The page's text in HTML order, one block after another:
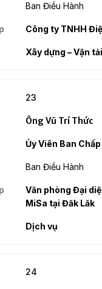
Ban Điều Hành
Công ty TNHH
Xây dựng – Vận
23
Ông Vũ Trí Thức
Ủy Viên Ban
Ban Điều Hành
Văn phòng Đại
MiSa tại Đăk Lăk
Dịch vụ
24